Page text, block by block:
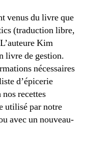
venus du livre que
(traduction libre,
Kim
livre de gestion.
nécessaires
d’épicerie
recettes
utilisé par notre
avec un nouveau-